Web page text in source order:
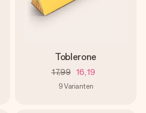
Toblerone
17,99 16,19
9Varianten